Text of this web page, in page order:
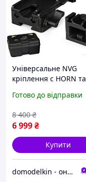
Універсальне NVG
кріплення c HORN та
для ПНБ PVS-
CL24-0237, чорний
Готово до відправки
6 999₴
8 400 ₴
Купити
domodelkin - онлайн маркет товарів для дому